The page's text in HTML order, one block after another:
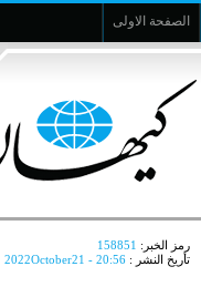
الصفحة الاولى
رمز الخبر: 158851
تأريخ النشر : 2022October21 - 20:56